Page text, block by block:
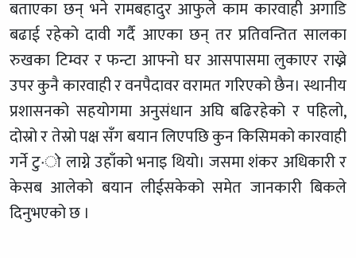
बताएका छन् भने रामबहादुर आफुले काम कारवाही अगाडि
बढाई रहेको दावी गर्दै आएका छन् तर प्रतिवन्तित सालका
रुखका टिम्वर र फन्टा आफ्नो घर आसपासमा लुकाएर राख्ने
उपर कुनै कारवाही र वनपैदावर वरामत गरिएको छैन। स्थानीय
प्रशासनको सहयोगमा अनुसंधान अघि बढिरहेको र पहिलो,
दोस्रो र तेस्रो पक्ष सँग बयान लिएपछि कुन किसिमको कारवाही
गर्ने टु·ो लाग्ने उहाँको भनाइ थियो। जसमा शंकर अधिकारी र
केसब आलेको बयान लीईसकेको समेत जानकारी बिकले
दिनुभएको छ ।